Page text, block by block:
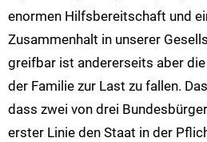
enormen Hilfsbereitschaft und
Zusammenhalt in unserer
greifbar ist andererseits aber
der Familie zur Last zu fallen.
dass zwei von drei
erster Linie den Staat in der